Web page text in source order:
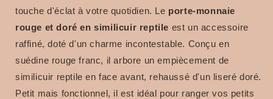
touche d'éclat à votre quotidien. Le porte-monnaie
rouge et doré en similicuir reptile est un accessoire
raffiné, doté d'un charme incontestable. Conçu en
suédine rouge franc, il arbore un empiècement de
similicuir reptile en face avant, rehaussé d'un liseré doré.
Petit mais fonctionnel, il est idéal pour ranger vos petits